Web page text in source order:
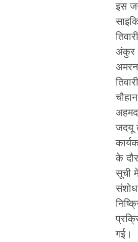
इस
अंकुर
जदयू
के
सूची
गई।